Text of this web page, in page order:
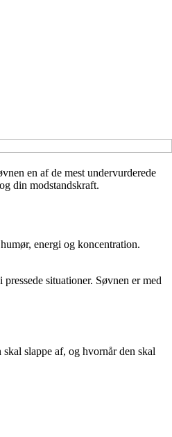
en af de mest undervurderede
din modstandskraft.
energi og koncentration.
situationer. Søvnen er med
slappe af, og hvornår den skal